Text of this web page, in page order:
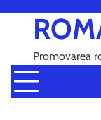
content
Promovarea